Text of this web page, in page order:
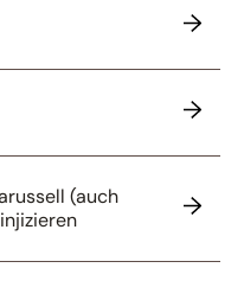
(auch